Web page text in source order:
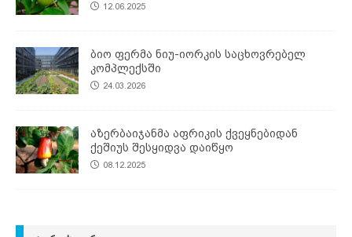
12.06.2025
ბიო ფერმა ნიუ-იორკის საცხოვრებელ
კომპლექსში
24.03.2026
აზერბაიჯანმა აფრიკის ქვეყნებიდან
ქეშიუს შესყიდვა დაიწყო
08.12.2025